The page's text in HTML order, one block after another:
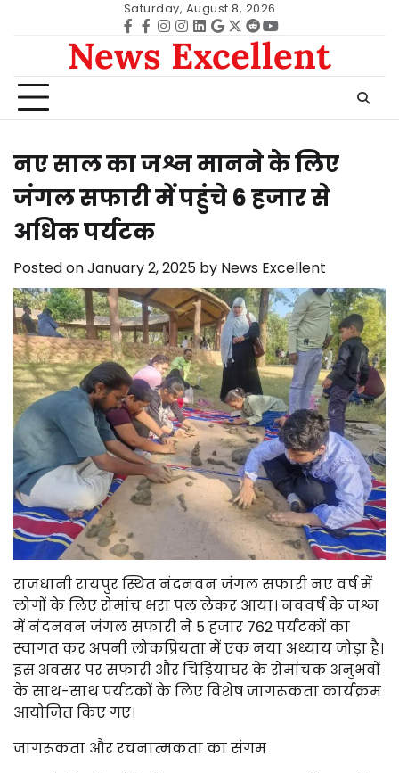
Saturday, August 8, 2026
Facebook
facebook
Instagram
instagram
Linkedin
google
Twitter
redditYoutube
News Excellent
नए साल का जश्न मानने के लिए
जंगल सफारी में पहुंचे 6 हजार से
अधिक पर्यटक
Posted onJanuary 2, 2025 by News Excellent
राजधानी रायपुर स्थित नंदनवन जंगल सफारी नए वर्ष में
लोगों के लिए रोमांच भरा पल लेकर आया। नववर्ष के जश्न
में नंदनवन जंगल सफारी ने 5 हजार 762 पर्यटकों का
स्वागत कर अपनी लोकप्रियता में एक नया अध्याय जोड़ा है।
इस अवसर पर सफारी और चिड़ियाघर के रोमांचक अनुभवों
के साथ-साथ पर्यटकों के लिए विशेष जागरूकता कार्यक्रम
आयोजित किए गए।
जागरूकता और रचनात्मकता का संगम